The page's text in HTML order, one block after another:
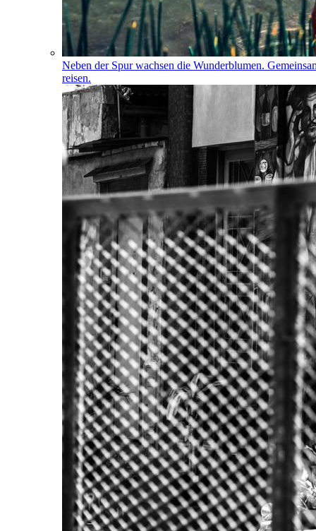
Neben der Spur wachsen die Wunderblumen.
reisen.